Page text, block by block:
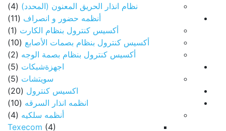
نظام انذار الحريق المعنون (المحدد) (4)
أنظمه حضور و انصراف (11)
أكسيس كنترول بنظام الكارت (1)
أكسيس كنترول بنظام بصمات الأصابع (10)
أكسيس كنترول بنظام بصمة الوجه (2)
اجهزةشبكات (5)
سويتشات (5)
اكسيس كنترول (20)
انظمه انذار السرقه (10)
أنظمه سلكيه (4)
Texecom (4)